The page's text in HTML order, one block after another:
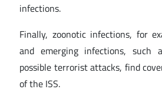
infections.
Finally, zoonotic infections, for
and emerging infections, such
possible terrorist attacks, find
of the ISS.